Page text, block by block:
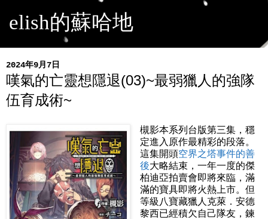
elish的蘇哈地
2024年9月7日
嘆氣的亡靈想隱退(03)~最弱獵人的強隊
伍育成術~
槻影本系列台版第三集，穩
定進入原作最精彩的段落。
這集開頭空界之塔事件的善
後大略結束，一年一度的傑
柏迪亞拍賣會即將來臨，滿
滿的寶具即將火熱上市。但
等級八寶藏獵人克萊．安德
黎西已經積欠自己隊友，鍊